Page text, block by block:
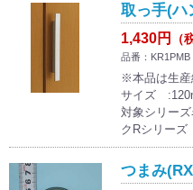
取っ手(ハ
1,430円 （
品番：KR1PMB
※本品は生産
サイズ
対象シリー
クRシリーズ
つまみ